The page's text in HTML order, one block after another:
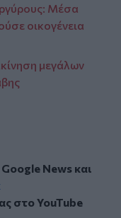
Μέσα
οικογένεια
μεγάλων
Google Newsκαι
στοYouTube